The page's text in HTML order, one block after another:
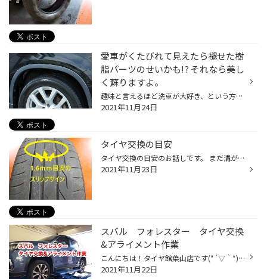
愛車がくたびれて見えたら褪せた樹
脂パーツのせいかも!? それなら美し
く蘇りますよ。
趣味と言えるほど洗車が大好き、という方は愛車がいつもピカピカかもしれませんが、それでも時が経てばいろいろな場所に経年劣化が感じられるものです。当店では美しさを保つために、ボディやヘッドライトのコーティングをおすすめしていますが、クルマを若々しく見せるためにはもうひとつ気にかけ...
2021年11月24日
タイヤ交換の目安
タイヤ交換の目安のお話しです。 まだ溝が残っているように見えるタイヤですが、 残溝を測ると。。。1.9ｍｍでした タイヤの使用限度は1.6ｍｍとなっており、車検も不適合となります。 1.6ｍｍが使用限度ではありますが、残溝が3～4ｍｍになってくると 排水性も低下してきて、雨の日などに滑りやす...
2021年11月23日
スバル フォレスター タイヤ交換
&アライメント作業
こんにちは！タイヤ館葉山店です(*´▽｀*) 今回はタイヤ交換作業＆アライメント測定を実施させていただきました！ お車：スバル フォレスター 交換前のタイヤがこちら ↑ 溝の状態は、3.74ｍｍです ↑ 新品時約7ｍｍ～８ｍｍ溝があります。 4ｍｍをきると雨の日に止まる制動距離が新品時と比べ差が出て...
2021年11月22日